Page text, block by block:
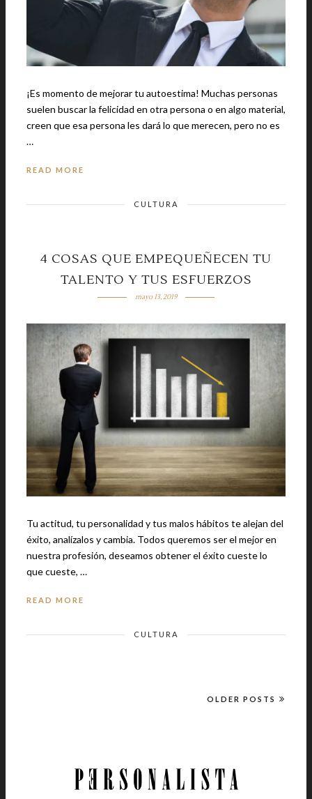
¡Es momento de mejorar tu autoestima! Muchas personas
suelen buscar la felicidad en otra persona o en algo material,
creen que esa persona les dará lo que merecen, pero no es
…
READ MORE
CULTURA
4 COSAS QUE EMPEQUEÑECEN TU
TALENTO Y TUS ESFUERZOS
mayo 13, 2019
Tu actitud, tu personalidad y tus malos hábitos te alejan del
éxito, analízalos y cambia. Todos queremos ser el mejor en
nuestra profesión, deseamos obtener el éxito cueste lo
que cueste, …
READ MORE
CULTURA
OLDER POSTS